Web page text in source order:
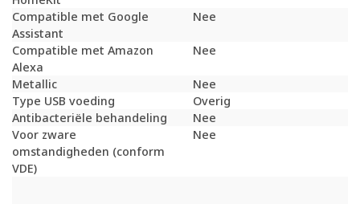
Compatible met Google
Assistant
Nee
Compatible met Amazon
Alexa
Nee
Metallic
Nee
Type USB voeding
Overig
Antibacteriële behandeling
Nee
Voor zware
omstandigheden (conform
VDE)
Nee